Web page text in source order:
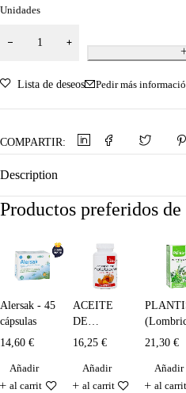
Unidades
Lista de deseos Pedir más
COMPARTIR:
Description
Productos preferidos
Alersak - 45
cápsulas
14,60 €
Añadir
al carrit
ACEITE
DE
CALABAZA
SELENIO
+
16,25 €
Añadir
al carrit
- 250 ml
21,30€
Añadir
al carrit